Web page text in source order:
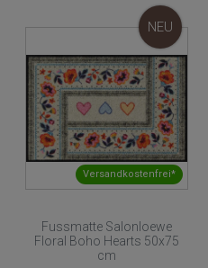
Versandkostenfrei*
NEU
Fussmatte Salonloewe
Floral Boho Hearts 50x75
cm